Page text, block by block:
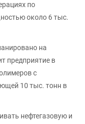
по
около 6 тыс.
на
предприятие в
с
10 тыс. тонн в
нефтегазовую и